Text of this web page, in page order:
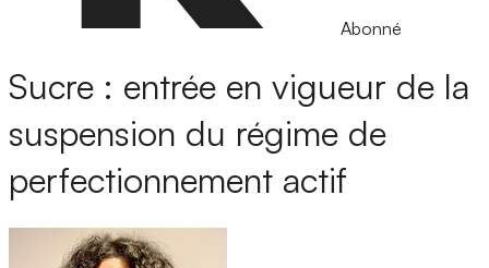
Abonné
Sucre : entrée en vigueur de la
suspension du régime de
perfectionnement actif